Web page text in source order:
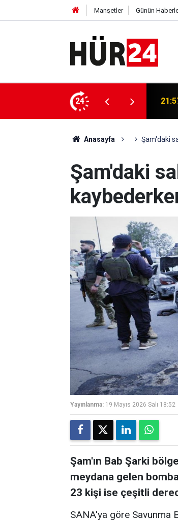
Manşetler Günün
24
Konvoyu'nda Müslüman olan Sebastian'a
Anasayfa Şam'daki
Şam'daki
Yayınlanma: 19 Mayıs 2026 Salı 18:52
Şam'ın Bab Şarki
meydana gelen
23 kişi ise çeşitli
SANA'ya göre Savunma